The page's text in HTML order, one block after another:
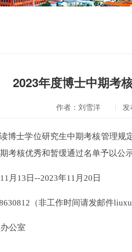
2023年度博士中期考
作者：刘雪洋 发
读博士学位研究生中期考核管理规
考核优秀和暂缓通过名单予以公
1 月 13 日--2023年11 月20 日
2 （非工作时间请发邮件
办公室